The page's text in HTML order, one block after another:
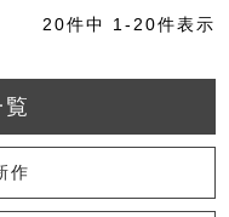
20件中 1 - 20件表示
作